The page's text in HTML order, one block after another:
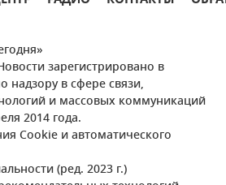
зарегистрировано в
надзору в сфере связи,
и массовых коммуникаций
2014 года.
Cookie и автоматического
(ред. 2023 г.)